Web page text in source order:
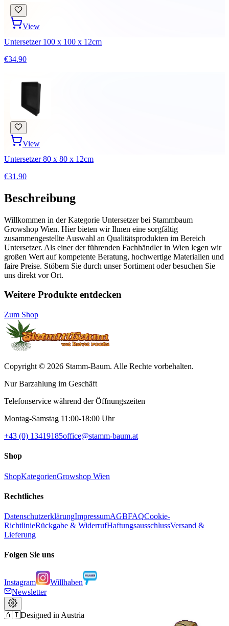
View
Untersetzer 100 x 100 x 12cm
€34.90
View
Untersetzer 80 x 80 x 12cm
€31.90
Beschreibung
Willkommen in der Kategorie Untersetzer bei Stammbaum
Growshop Wien. Hier bieten wir Ihnen eine sorgfältig
zusammengestellte Auswahl an Qualitätsprodukten im Bereich
Untersetzer. Als einer der führenden Fachhändler in Wien legen wir
großen Wert auf kompetente Beratung, hochwertige Materialien und
faire Preise. Stöbern Sie durch unser Sortiment oder besuchen Sie
uns direkt vor Ort.
Weitere Produkte entdecken
Zum Shop
Copyright © 2026 Stamm-Baum. Alle Rechte vorbehalten.
Nur Barzahlung im Geschäft
Telefonservice während der Öffnungszeiten
Montag-Samstag 11:00-18:00 Uhr
+43 (0) 13419185office@stamm-baum.at
Shop
ShopKategorienGrowshop Wien
Rechtliches
DatenschutzerklärungImpressumAGBFAQCookie-
RichtlinieRückgabe & WiderrufHaftungsausschlussVersand &
Lieferung
Folgen Sie uns
Instagram
Willhaben
Newsletter
🇦🇹Designed in Austria